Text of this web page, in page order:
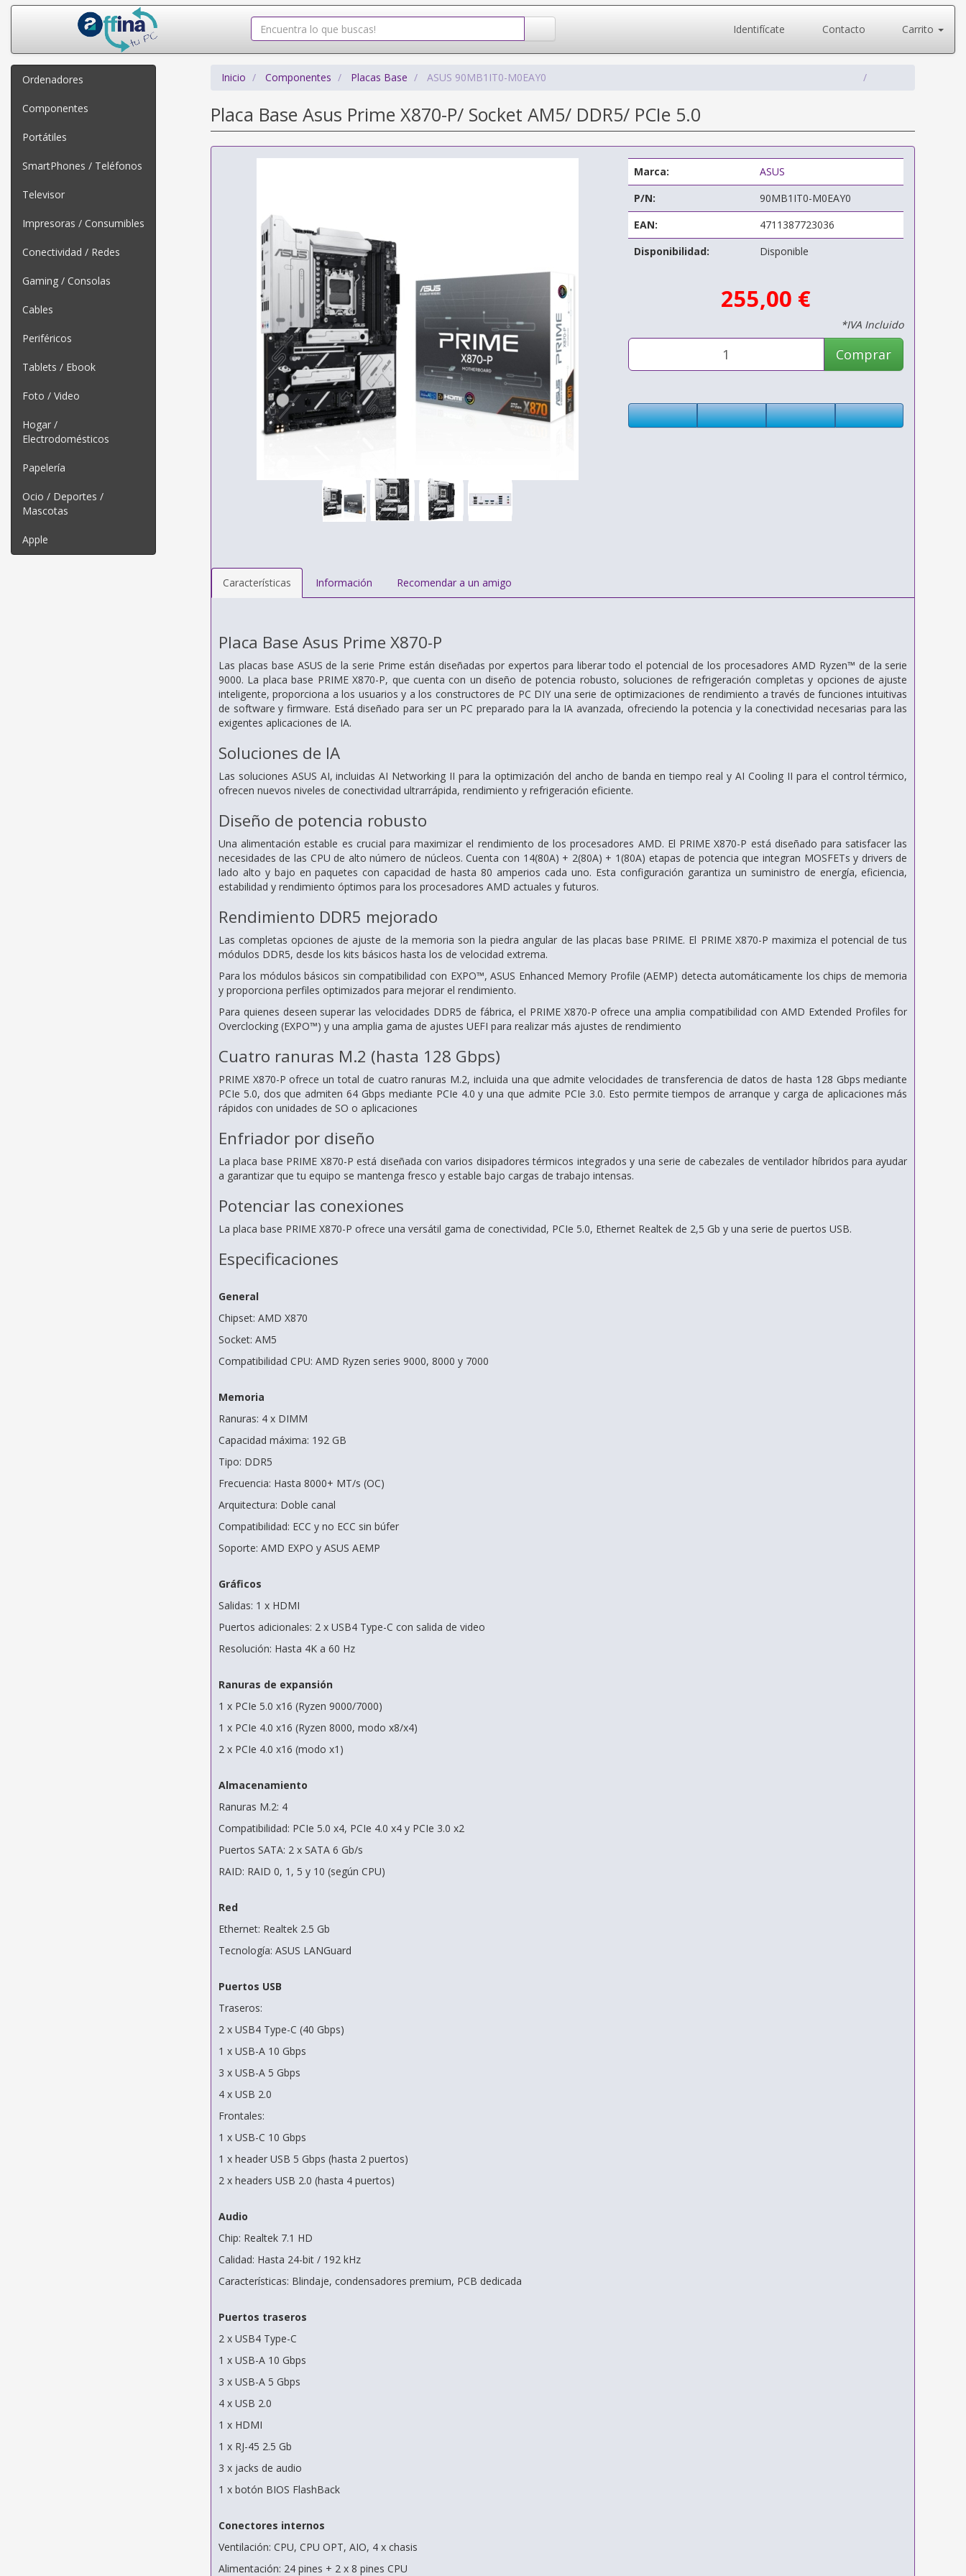
Identifícate Contacto Carrito
Ordenadores
Componentes
Portátiles
SmartPhones / Teléfonos
Televisor
Impresoras / Consumibles
Conectividad / Redes
Gaming / Consolas
Cables
Periféricos
Tablets / Ebook
Foto / Video
Hogar /
Electrodomésticos
Papelería
Ocio / Deportes /
Mascotas
Apple
Inicio Componentes Placas Base ASUS 90MB1IT0-M0EAY0
Placa Base Asus Prime X870-P/ Socket AM5/ DDR5/ PCIe 5.0
Marca:
ASUS
P/N:
90MB1IT0-M0EAY0
EAN:
4711387723036
Disponibilidad:
Disponible
255,00 €
*IVA Incluido
Comprar
Características Información Recomendar a un amigo
Placa Base Asus Prime X870-P
Las placas base ASUS de la serie Prime están diseñadas por expertos para liberar todo el potencial de los procesadores AMD Ryzen™ de la serie
9000. La placa base PRIME X870-P, que cuenta con un diseño de potencia robusto, soluciones de refrigeración completas y opciones de ajuste
inteligente, proporciona a los usuarios y a los constructores de PC DIY una serie de optimizaciones de rendimiento a través de funciones intuitivas
de software y firmware. Está diseñado para ser un PC preparado para la IA avanzada, ofreciendo la potencia y la conectividad necesarias para las
exigentes aplicaciones de IA.
Soluciones de IA
Las soluciones ASUS AI, incluidas AI Networking II para la optimización del ancho de banda en tiempo real y AI Cooling II para el control térmico,
ofrecen nuevos niveles de conectividad ultrarrápida, rendimiento y refrigeración eficiente.
Diseño de potencia robusto
Una alimentación estable es crucial para maximizar el rendimiento de los procesadores AMD. El PRIME X870-P está diseñado para satisfacer las
necesidades de las CPU de alto número de núcleos. Cuenta con 14(80A) + 2(80A) + 1(80A) etapas de potencia que integran MOSFETs y drivers de
lado alto y bajo en paquetes con capacidad de hasta 80 amperios cada uno. Esta configuración garantiza un suministro de energía, eficiencia,
estabilidad y rendimiento óptimos para los procesadores AMD actuales y futuros.
Rendimiento DDR5 mejorado
Las completas opciones de ajuste de la memoria son la piedra angular de las placas base PRIME. El PRIME X870-P maximiza el potencial de tus
módulos DDR5, desde los kits básicos hasta los de velocidad extrema.
Para los módulos básicos sin compatibilidad con EXPO™, ASUS Enhanced Memory Profile (AEMP) detecta automáticamente los chips de memoria
y proporciona perfiles optimizados para mejorar el rendimiento.
Para quienes deseen superar las velocidades DDR5 de fábrica, el PRIME X870-P ofrece una amplia compatibilidad con AMD Extended Profiles for
Overclocking (EXPO™) y una amplia gama de ajustes UEFI para realizar más ajustes de rendimiento
Cuatro ranuras M.2 (hasta 128 Gbps)
PRIME X870-P ofrece un total de cuatro ranuras M.2, incluida una que admite velocidades de transferencia de datos de hasta 128 Gbps mediante
PCIe 5.0, dos que admiten 64 Gbps mediante PCIe 4.0 y una que admite PCIe 3.0. Esto permite tiempos de arranque y carga de aplicaciones más
rápidos con unidades de SO o aplicaciones
Enfriador por diseño
La placa base PRIME X870-P está diseñada con varios disipadores térmicos integrados y una serie de cabezales de ventilador híbridos para ayudar
a garantizar que tu equipo se mantenga fresco y estable bajo cargas de trabajo intensas.
Potenciar las conexiones
La placa base PRIME X870-P ofrece una versátil gama de conectividad, PCIe 5.0, Ethernet Realtek de 2,5 Gb y una serie de puertos USB.
Especificaciones
General
Chipset: AMD X870
Socket: AM5
Compatibilidad CPU: AMD Ryzen series 9000, 8000 y 7000
Memoria
Ranuras: 4 x DIMM
Capacidad máxima: 192 GB
Tipo: DDR5
Frecuencia: Hasta 8000+ MT/s (OC)
Arquitectura: Doble canal
Compatibilidad: ECC y no ECC sin búfer
Soporte: AMD EXPO y ASUS AEMP
Gráficos
Salidas: 1 x HDMI
Puertos adicionales: 2 x USB4 Type-C con salida de video
Resolución: Hasta 4K a 60 Hz
Ranuras de expansión
1 x PCIe 5.0 x16 (Ryzen 9000/7000)
1 x PCIe 4.0 x16 (Ryzen 8000, modo x8/x4)
2 x PCIe 4.0 x16 (modo x1)
Almacenamiento
Ranuras M.2: 4
Compatibilidad: PCIe 5.0 x4, PCIe 4.0 x4 y PCIe 3.0 x2
Puertos SATA: 2 x SATA 6 Gb/s
RAID: RAID 0, 1, 5 y 10 (según CPU)
Red
Ethernet: Realtek 2.5 Gb
Tecnología: ASUS LANGuard
Puertos USB
Traseros:
2 x USB4 Type-C (40 Gbps)
1 x USB-A 10 Gbps
3 x USB-A 5 Gbps
4 x USB 2.0
Frontales:
1 x USB-C 10 Gbps
1 x header USB 5 Gbps (hasta 2 puertos)
2 x headers USB 2.0 (hasta 4 puertos)
Audio
Chip: Realtek 7.1 HD
Calidad: Hasta 24-bit / 192 kHz
Características: Blindaje, condensadores premium, PCB dedicada
Puertos traseros
2 x USB4 Type-C
1 x USB-A 10 Gbps
3 x USB-A 5 Gbps
4 x USB 2.0
1 x HDMI
1 x RJ-45 2.5 Gb
3 x jacks de audio
1 x botón BIOS FlashBack
Conectores internos
Ventilación: CPU, CPU OPT, AIO, 4 x chasis
Alimentación: 24 pines + 2 x 8 pines CPU